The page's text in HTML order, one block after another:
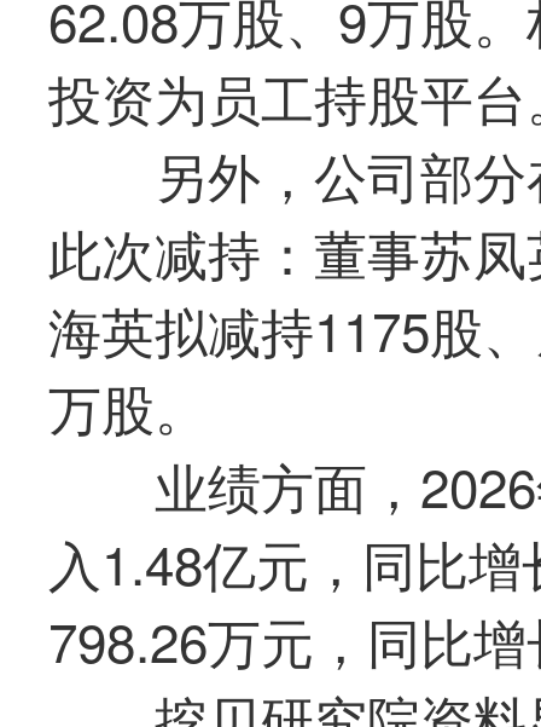
62.08万股、9万股
投资为员工持股平
另外，公司部
此次减持：董事苏
海英拟减持1175股
万股。
业绩方面，
入1.48亿元，同比
798.26万元，同比